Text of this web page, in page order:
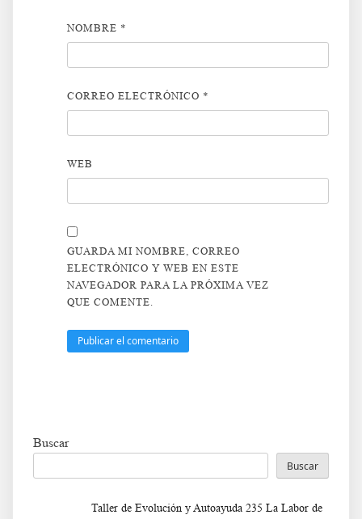
NOMBRE *
CORREO ELECTRÓNICO *
WEB
GUARDA MI NOMBRE, CORREO
ELECTRÓNICO Y WEB EN ESTE
NAVEGADOR PARA LA PRÓXIMA VEZ
QUE COMENTE.
Buscar
Buscar
Taller de Evolución y Autoayuda 235 La Labor de